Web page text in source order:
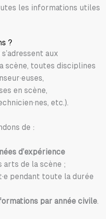
les informations utiles
?
aux
scène, toutes disciplines
en scène,
etc.).
de :
d’expérience
arts de la scène ;
pendant toute la durée
par année civile.